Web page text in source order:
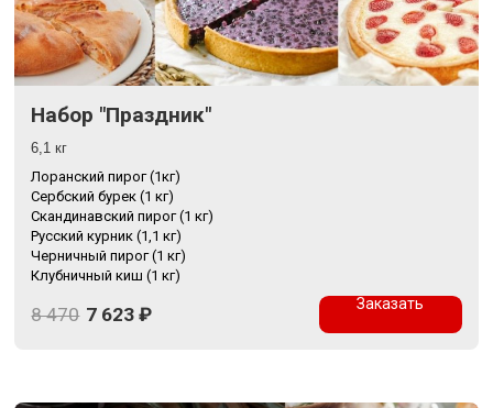
Набор "Праздник"
6,1 кг
Лоранский пирог (1кг)
Сербский бурек (1 кг)
Скандинавский пирог (1 кг)
Русский курник (1,1 кг)
Черничный пирог (1 кг)
Клубничный киш (1 кг)
8 470 7 623₽ Заказать